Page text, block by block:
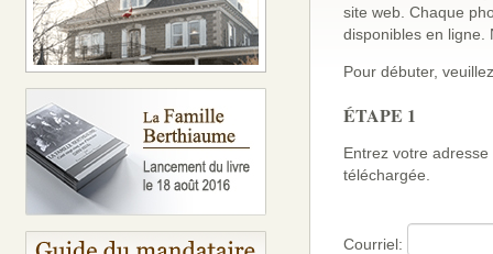
site web. Chaque
disponibles en ligne.
Pour débuter,
ÉTAPE 1
Entrez votre
téléchargée.
Courriel: